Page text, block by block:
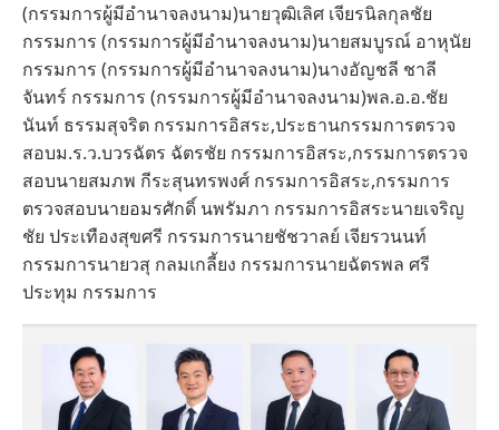
(กรรมการผู้มีอำนาจลงนาม)นายวุฒิเลิศ เจียรนิลกุลชัย
กรรมการ (กรรมการผู้มีอำนาจลงนาม)นายสมบูรณ์ อาหุนัย
กรรมการ (กรรมการผู้มีอำนาจลงนาม)นางอัญชลี ชาลี
จันทร์ กรรมการ (กรรมการผู้มีอำนาจลงนาม)พล.อ.อ.ชัย
นันท์ ธรรมสุจริต กรรมการอิสระ,ประธานกรรมการตรวจ
สอบม.ร.ว.บวรฉัตร ฉัตรชัย กรรมการอิสระ,กรรมการตรวจ
สอบนายสมภพ กีระสุนทรพงศ์ กรรมการอิสระ,กรรมการ
ตรวจสอบนายอมรศักดิ์ นพรัมภา กรรมการอิสระนายเจริญ
ชัย ประเทืองสุขศรี กรรมการนายชัชวาลย์ เจียรวนนท์
กรรมการนายวสุ กลมเกลี้ยง กรรมการนายฉัตรพล ศรี
ประทุม กรรมการ